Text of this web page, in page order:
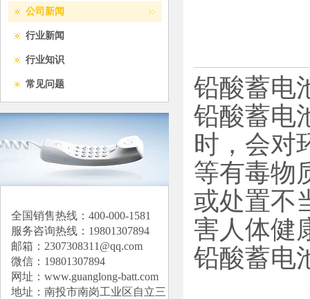
公司新闻
行业新闻
行业知识
常见问题
全国销售热线：400-000-1581
服务咨询热线：19801307894
邮箱：2307308311@qq.com
微信：19801307894
网址： www.guanglong-batt.com
地址：南投市南岗工业区自立三
铅酸蓄电
铅酸蓄电
时，会对
等有毒物
或处置不
害人体健
铅酸蓄电